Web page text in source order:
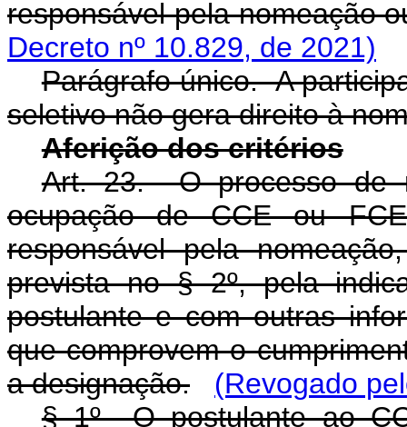
responsável pela nomeação
Decreto nº 10.829, de 2021)
Parágrafo único. A
seletivo não gera direito à
Aferição dos critérios
Art. 23. O processo de
ocupação de CCE ou
responsável pela
prevista no § 2º, pela
postulante e com outras
que comprovem o
a designação.
(Revogado
§ 1º O postulante ao